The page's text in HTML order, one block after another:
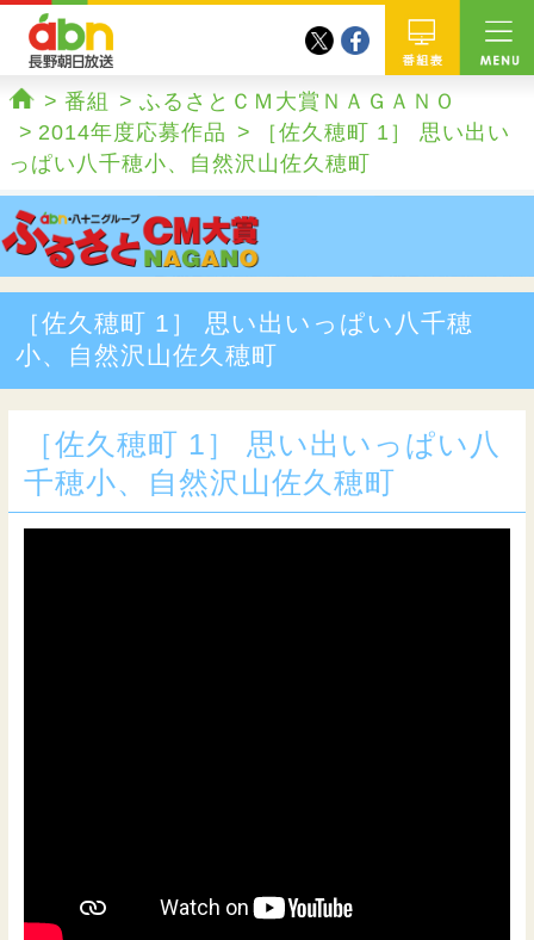
twitterfacebook
ホーム
番組
ふるさとＣＭ大賞ＮＡＧＡＮＯ
2014年度応募作品
［佐久穂町 1］ 思い出い
っぱい八千穂小、自然沢山佐久穂町
［佐久穂町 1］ 思い出いっぱい八千穂
小、自然沢山佐久穂町
［佐久穂町 1］ 思い出いっぱい八
千穂小、自然沢山佐久穂町